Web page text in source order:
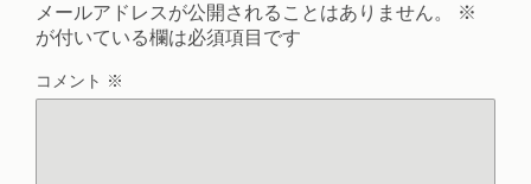
メールアドレスが公開されることはありません。
※
が付いている欄は必須項目です
コメント ※